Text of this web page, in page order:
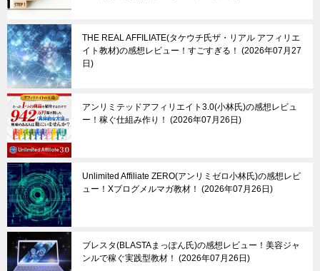
THE REAL AFFILIATE(タケウチ氏ザ・リアル アフィリエ
イト教材)の感想レビュー！すごすぎる！
2026年07月27
日
アンリミテッドアフィリエイト3.0(小林氏)の感想レビュ
ー！稼ぐ仕組み作り！
2026年07月26日
Unlimited Affiliate ZERO(アンリミゼロ小林氏)の感想レビ
ュー！Xブログメルマガ教材！
2026年07月26日
ブレスタ(BLASTAまっぽん氏)の感想レビュー！美容ジャ
ンルで稼ぐ実践型教材！
2026年07月26日